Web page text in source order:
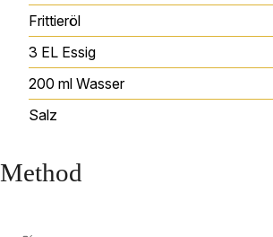
Frittieröl
3 EL Essig
200 ml Wasser
Salz
Method